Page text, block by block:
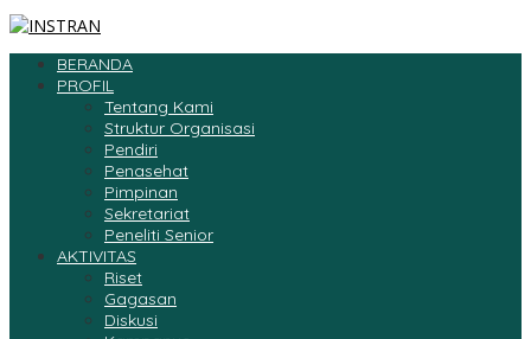
BERANDA
PROFIL
Tentang Kami
Struktur Organisasi
Pendiri
Penasehat
Pimpinan
Sekretariat
Peneliti Senior
AKTIVITAS
Riset
Gagasan
Diskusi